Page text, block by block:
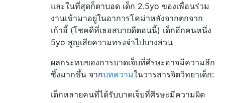
และในที่สุดก็ตาบอด เด็ก 2.5yo ของเพื่อนร่วม
งานเข้ามาอยู่ในอาการโคม่าหลังจากตกจาก
เก้าอี้ (โชคดีที่เธอสบายดีตอนนี้) เด็กอีกคนหนึ่ง
5yo สูญเสียความทรงจำไปบางส่วน
ผลกระทบของการบาดเจ็บที่ศีรษะอาจมีความลึก
ซึ้งมากขึ้น จากบทความในวารสารจิตวิทยาเด็ก:
เด็กหลายคนที่ได้รับบาดเจ็บที่ศีรษะมีความผิด